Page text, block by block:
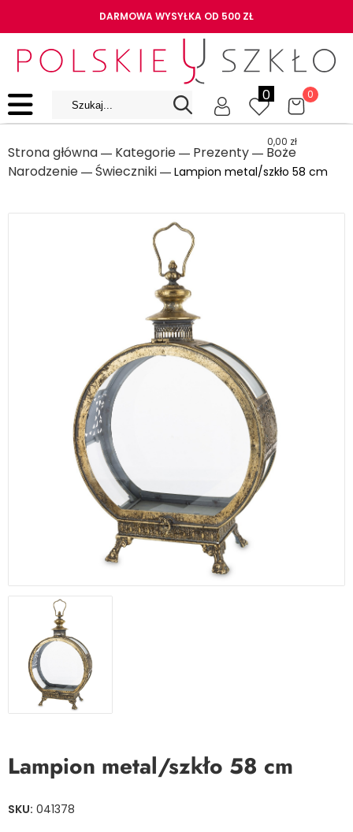
DARMOWA WYSYŁKA OD 500 ZŁ
0 0
0,00 zł
Strona główna ― Kategorie ― Prezenty ― Boże
Narodzenie ― Świeczniki ― Lampion metal/szkło 58 cm
Lampion metal/szkło 58 cm
SKU: 041378